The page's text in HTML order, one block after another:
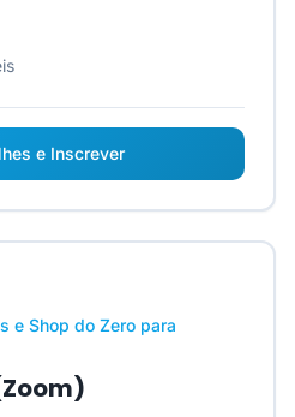
e Inscrever
e Shop do Zero para